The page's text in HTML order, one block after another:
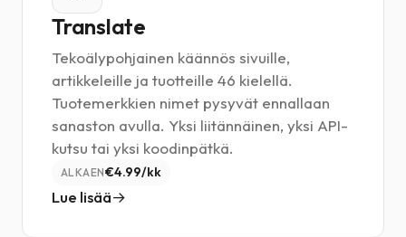
Translate
Tekoälypohjainen käännös sivuille,
artikkeleille ja tuotteille 46 kielellä.
Tuotemerkkien nimet pysyvät ennallaan
sanaston avulla. Yksi liitännäinen, yksi API-
kutsu tai yksi koodinpätkä.
ALKAEN€4.99/kk
Lue lisää